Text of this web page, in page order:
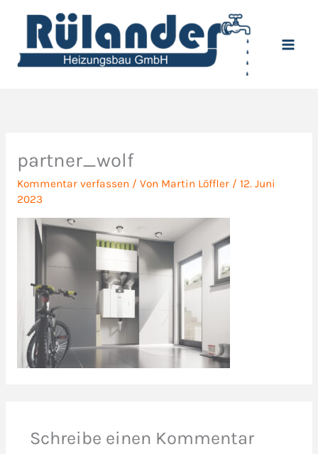
springen
partner_wolf
Kommentar verfassen / Von Martin Löffler / 12. Juni
2023
Schreibe einen Kommentar